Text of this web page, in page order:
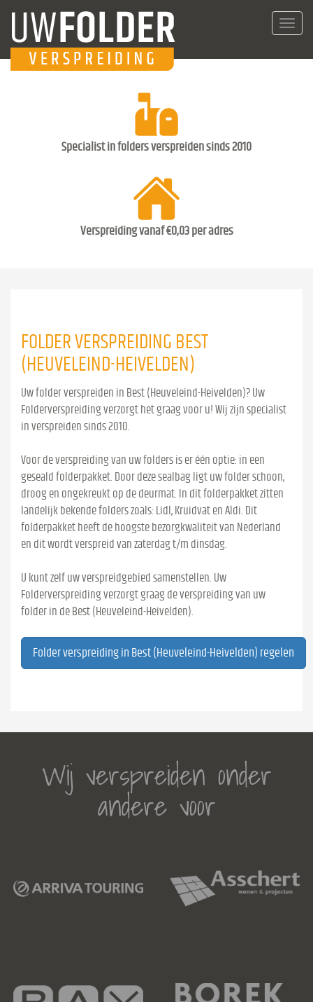
Specialist in folders verspreiden sinds 2010
Verspreiding vanaf €0,03 per adres
FOLDER VERSPREIDING BEST
(HEUVELEIND-HEIVELDEN)
Uw folder verspreiden in Best (Heuveleind-Heivelden)? Uw
Folderverspreiding verzorgt het graag voor u! Wij zijn specialist
in verspreiden sinds 2010.
Voor de verspreiding van uw folders is er één optie: in een
geseald folderpakket. Door deze sealbag ligt uw folder schoon,
droog en ongekreukt op de deurmat. In dit folderpakket zitten
landelijk bekende folders zoals: Lidl, Kruidvat en Aldi. Dit
folderpakket heeft de hoogste bezorgkwaliteit van Nederland
en dit wordt verspreid van zaterdag t/m dinsdag.
U kunt zelf uw verspreidgebied samenstellen. Uw
Folderverspreiding verzorgt graag de verspreiding van uw
folder in de Best (Heuveleind-Heivelden).
Folder verspreiding in Best (Heuveleind-Heivelden) regelen
Wij verspreiden onder
andere voor